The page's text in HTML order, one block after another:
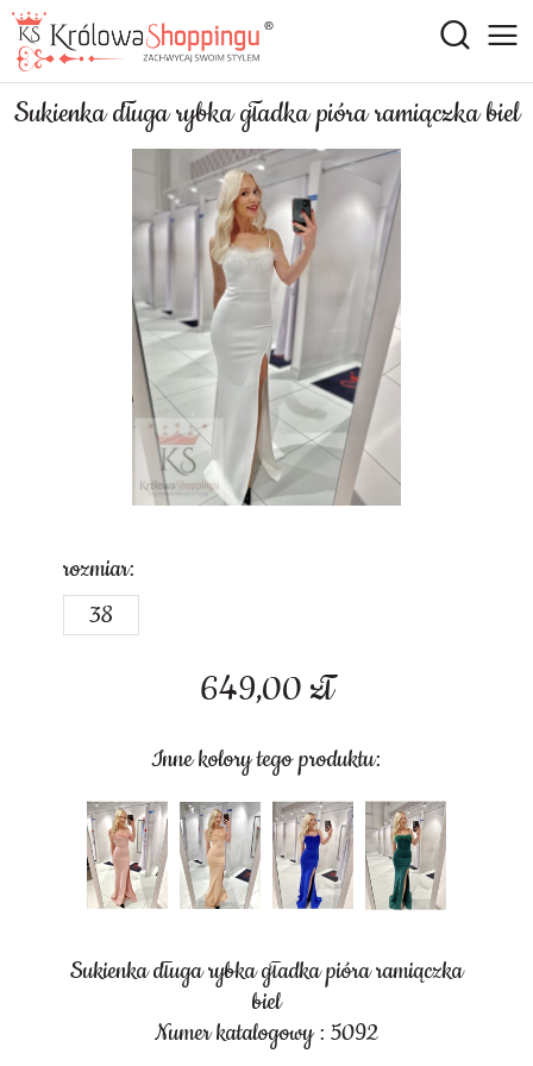
Sukienka długa rybka gładka pióra ramiączka biel
649,00 zł
Inne kolory tego produktu:
rozmiar:
38
Sukienka długa rybka gładka pióra ramiączka
biel
Numer katalogowy : 5092